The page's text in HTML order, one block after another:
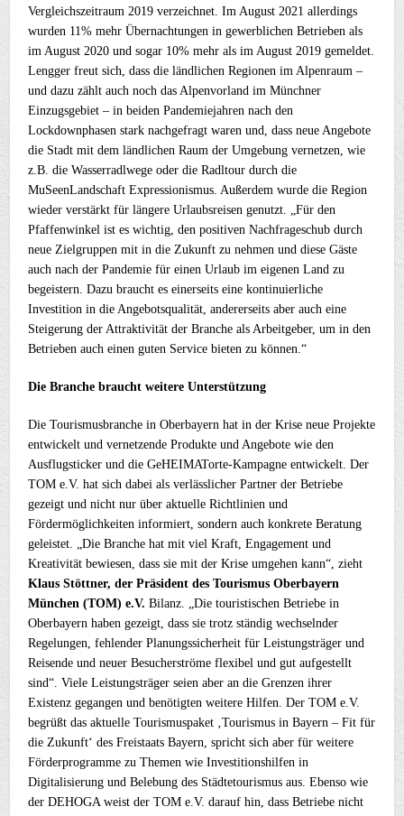
Vergleichszeitraum 2019 verzeichnet. Im August 2021 allerdings
wurden 11% mehr Übernachtungen in gewerblichen Betrieben als
im August 2020 und sogar 10% mehr als im August 2019 gemeldet.
Lengger freut sich, dass die ländlichen Regionen im Alpenraum –
und dazu zählt auch noch das Alpenvorland im Münchner
Einzugsgebiet – in beiden Pandemiejahren nach den
Lockdownphasen stark nachgefragt waren und, dass neue Angebote
die Stadt mit dem ländlichen Raum der Umgebung vernetzen, wie
z.B. die Wasserradlwege oder die Radltour durch die
MuSeenLandschaft Expressionismus. Außerdem wurde die Region
wieder verstärkt für längere Urlaubsreisen genutzt. „Für den
Pfaffenwinkel ist es wichtig, den positiven Nachfrageschub durch
neue Zielgruppen mit in die Zukunft zu nehmen und diese Gäste
auch nach der Pandemie für einen Urlaub im eigenen Land zu
begeistern. Dazu braucht es einerseits eine kontinuierliche
Investition in die Angebotsqualität, andererseits aber auch eine
Steigerung der Attraktivität der Branche als Arbeitgeber, um in den
Betrieben auch einen guten Service bieten zu können.“
Die Branche braucht weitere Unterstützung
Die Tourismusbranche in Oberbayern hat in der Krise neue Projekte
entwickelt und vernetzende Produkte und Angebote wie den
Ausflugsticker und die GeHEIMATorte-Kampagne entwickelt. Der
TOM e.V. hat sich dabei als verlässlicher Partner der Betriebe
gezeigt und nicht nur über aktuelle Richtlinien und
Fördermöglichkeiten informiert, sondern auch konkrete Beratung
geleistet. „Die Branche hat mit viel Kraft, Engagement und
Kreativität bewiesen, dass sie mit der Krise umgehen kann“, zieht
Klaus Stöttner, der Präsident des Tourismus Oberbayern
München (TOM) e.V. Bilanz. „Die touristischen Betriebe in
Oberbayern haben gezeigt, dass sie trotz ständig wechselnder
Regelungen, fehlender Planungssicherheit für Leistungsträger und
Reisende und neuer Besucherströme flexibel und gut aufgestellt
sind“. Viele Leistungsträger seien aber an die Grenzen ihrer
Existenz gegangen und benötigten weitere Hilfen. Der TOM e.V.
begrüßt das aktuelle Tourismuspaket ‚Tourismus in Bayern – Fit für
die Zukunft‘ des Freistaats Bayern, spricht sich aber für weitere
Förderprogramme zu Themen wie Investitionshilfen in
Digitalisierung und Belebung des Städtetourismus aus. Ebenso wie
der DEHOGA weist der TOM e.V. darauf hin, dass Betriebe nicht